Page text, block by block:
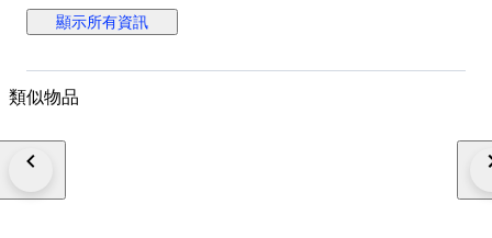
顯示所有資訊
類似物品